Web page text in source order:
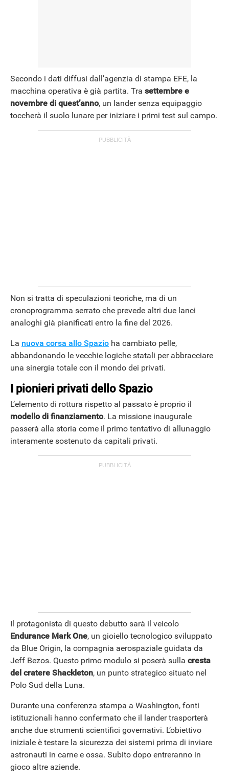
Secondo i dati diffusi dall’agenzia di stampa EFE, la
macchina operativa è già partita. Tra settembre e
novembre di quest’anno, un lander senza equipaggio
toccherà il suolo lunare per iniziare i primi test sul campo.
Non si tratta di speculazioni teoriche, ma di un
cronoprogramma serrato che prevede altri due lanci
analoghi già pianificati entro la fine del 2026.
La nuova corsa allo Spazio ha cambiato pelle,
abbandonando le vecchie logiche statali per abbracciare
una sinergia totale con il mondo dei privati.
I pionieri privati dello Spazio
L’elemento di rottura rispetto al passato è proprio il
modello di finanziamento. La missione inaugurale
passerà alla storia come il primo tentativo di allunaggio
interamente sostenuto da capitali privati.
Il protagonista di questo debutto sarà il veicolo
Endurance Mark One, un gioiello tecnologico sviluppato
da Blue Origin, la compagnia aerospaziale guidata da
Jeff Bezos. Questo primo modulo si poserà sulla cresta
del cratere Shackleton, un punto strategico situato nel
Polo Sud della Luna.
Durante una conferenza stampa a Washington, fonti
istituzionali hanno confermato che il lander trasporterà
anche due strumenti scientifici governativi. L’obiettivo
iniziale è testare la sicurezza dei sistemi prima di inviare
astronauti in carne e ossa. Subito dopo entreranno in
gioco altre aziende.